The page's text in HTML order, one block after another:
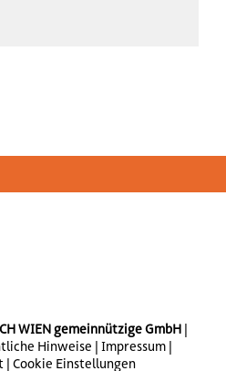
WIEN gemeinnützige GmbH |
Hinweise | Impressum|
| Cookie Einstellungen